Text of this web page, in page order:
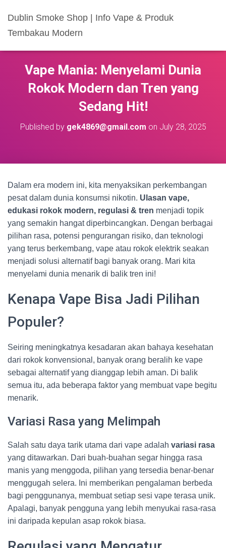
Dublin Smoke Shop | Info Vape & Produk
Tembakau Modern
Vape Mania: Menyelami Dunia
Rokok Modern dan Tren yang
Sedang Hit!
Published by gek4869@gmail.com on July 28, 2025
Dalam era modern ini, kita menyaksikan perkembangan
pesat dalam dunia konsumsi nikotin. Ulasan vape,
edukasi rokok modern, regulasi & tren menjadi topik
yang semakin hangat diperbincangkan. Dengan berbagai
pilihan rasa, potensi pengurangan risiko, dan teknologi
yang terus berkembang, vape atau rokok elektrik seakan
menjadi solusi alternatif bagi banyak orang. Mari kita
menyelami dunia menarik di balik tren ini!
Kenapa Vape Bisa Jadi Pilihan
Populer?
Seiring meningkatnya kesadaran akan bahaya kesehatan
dari rokok konvensional, banyak orang beralih ke vape
sebagai alternatif yang dianggap lebih aman. Di balik
semua itu, ada beberapa faktor yang membuat vape begitu
menarik.
Variasi Rasa yang Melimpah
Salah satu daya tarik utama dari vape adalah variasi rasa
yang ditawarkan. Dari buah-buahan segar hingga rasa
manis yang menggoda, pilihan yang tersedia benar-benar
menggugah selera. Ini memberikan pengalaman berbeda
bagi penggunanya, membuat setiap sesi vape terasa unik.
Apalagi, banyak pengguna yang lebih menyukai rasa-rasa
ini daripada kepulan asap rokok biasa.